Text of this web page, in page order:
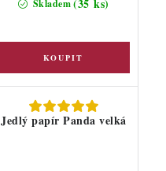
Skladem(35 ks)
Jedlý papír Panda velká